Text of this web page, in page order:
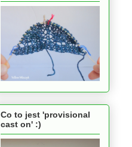
Co to jest 'provisional
cast on' :)